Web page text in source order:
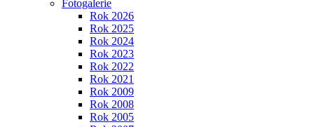
Fotogalerie
Rok 2026
Rok 2025
Rok 2024
Rok 2023
Rok 2022
Rok 2021
Rok 2009
Rok 2008
Rok 2005